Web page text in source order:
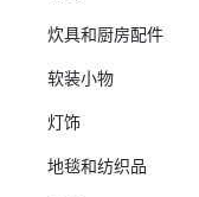
炊具和厨房配件
软装小物
灯饰
地毯和纺织品